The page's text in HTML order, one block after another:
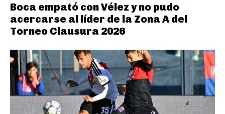
Boca empató con Vélez y no pudo
acercarse al líder de la Zona A del
Torneo Clausura 2026